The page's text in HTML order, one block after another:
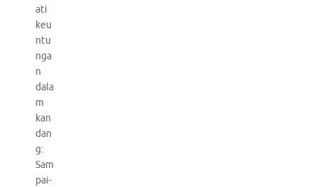
ati
keu
ntu
nga
n
dala
m
kan
dan
g:
Sam
pai-